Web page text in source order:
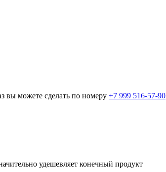
вы можете сделать по номеру +7 999 516-57-90
удешевляет конечный продукт